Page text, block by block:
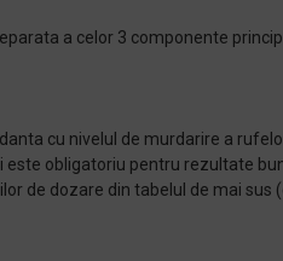
a celor 3 componente
cu nivelul de murdarire a
obligatoriu pentru rezultate
de dozare din tabelul de mai